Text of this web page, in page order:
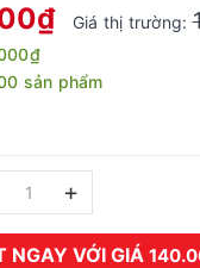
Giá thị trường:
sản phẩm
+
NGAY VỚI GIÁ